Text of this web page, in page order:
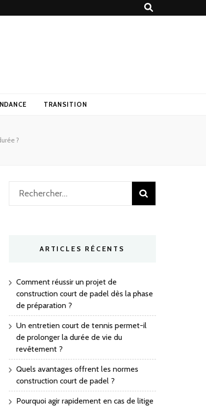
TRANSITION
?
Rechercher :
ARTICLES RÉCENTS
Comment réussir un projet de
construction court de padel dès la phase
de préparation ?
Un entretien court de tennis permet-il
de prolonger la durée de vie du
revêtement ?
Quels avantages offrent les normes
construction court de padel ?
Pourquoi agir rapidement en cas de litige